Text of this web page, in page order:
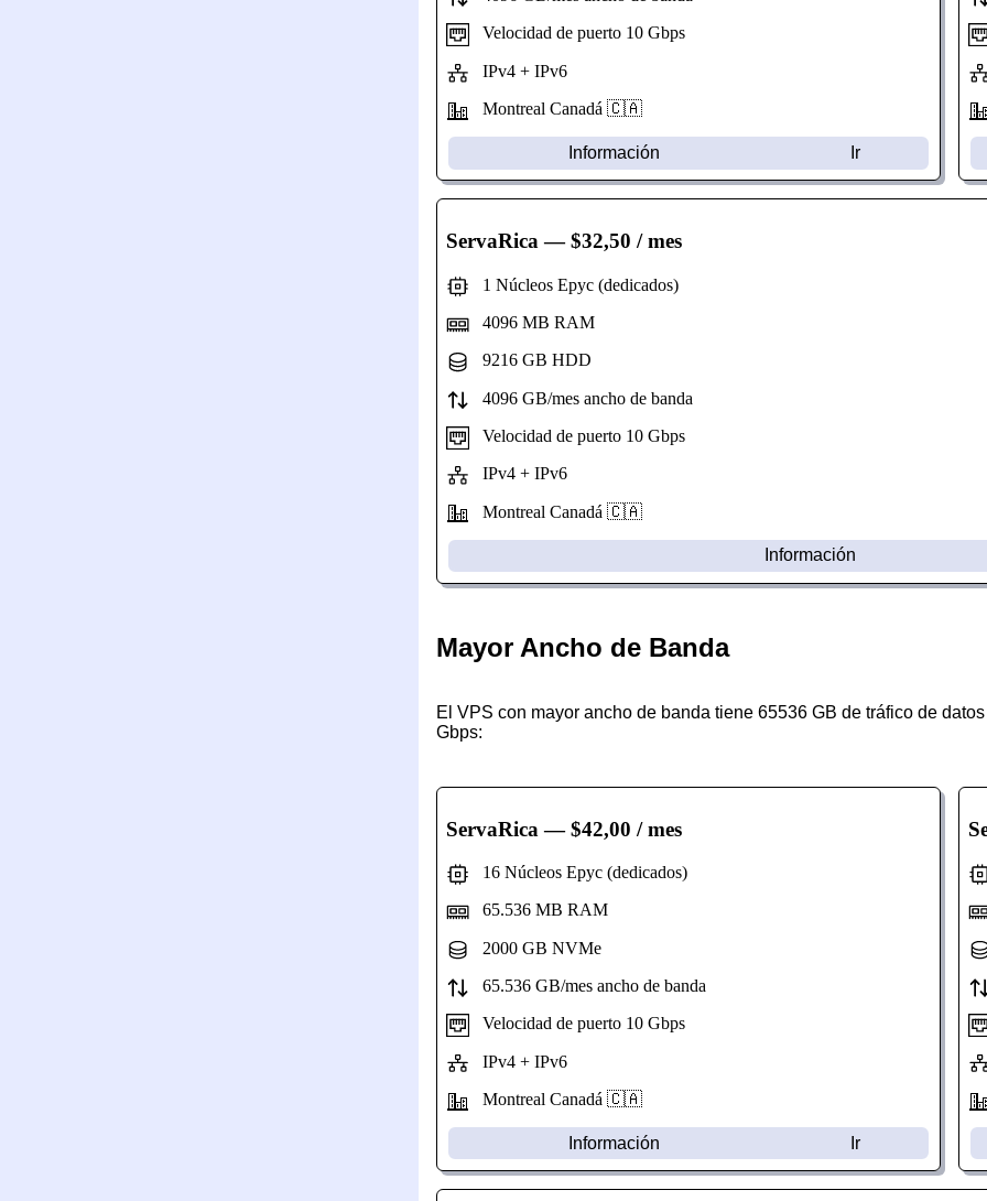
Velocidad de puerto 10 Gbps
IPv4 + IPv6
Montreal Canadá 🇨🇦
Información Ir
ServaRica— $32,50 / mes
1 Núcleos Epyc (dedicados)
4096 MB RAM
9216 GB HDD
4096 GB/mes ancho de banda
Velocidad de puerto 10 Gbps
IPv4 + IPv6
Montreal Canadá 🇨🇦
Información
Mayor Ancho de Banda
El VPS con mayor ancho de banda tiene 65536 GB de tráfico de
Gbps:
ServaRica — $42,00 / mes
16 Núcleos Epyc (dedicados)
65.536 MB RAM
2000 GB NVMe
65.536 GB/mes ancho de banda
Velocidad de puerto 10 Gbps
IPv4 + IPv6
Montreal Canadá 🇨🇦
Información Ir